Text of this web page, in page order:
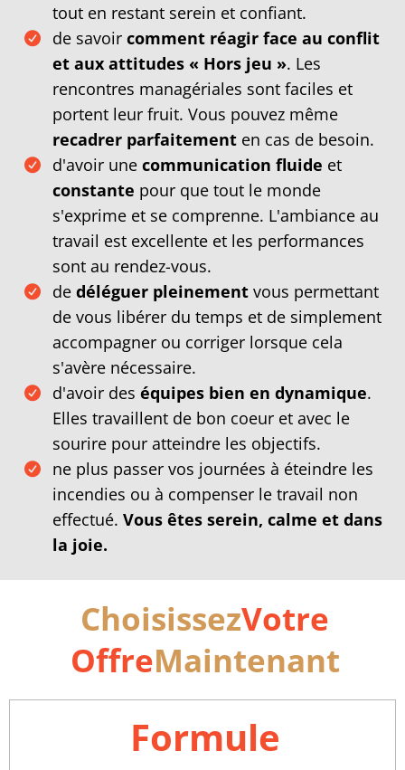
tout en restant serein et confiant.
de savoir comment réagir face au conflit
et aux attitudes « Hors jeu ». Les
rencontres managériales sont faciles et
portent leur fruit. Vous pouvez même
recadrer parfaitement en cas de besoin.
d'avoir une communication fluide et
constante pour que tout le monde
s'exprime et se comprenne. L'ambiance au
travail est excellente et les performances
sont au rendez-vous.
de déléguer pleinementvous permettant
de vous libérer du temps et de simplement
accompagner ou corriger lorsque cela
s'avère nécessaire.
d'avoir des équipes bien en dynamique.
Elles travaillent de bon coeur et avec le
sourire pour atteindre les objectifs.
ne plus passer vos journées à éteindre les
incendies ou à compenser le travail non
effectué. Vous êtes serein, calme et dans
la joie.
ChoisissezVotre
OffreMaintenant
Formule